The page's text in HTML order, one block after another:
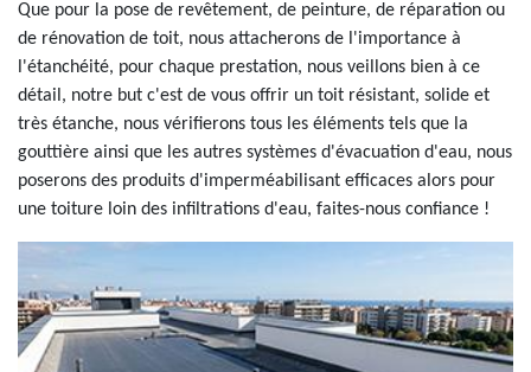
Que pour la pose de revêtement, de peinture, de réparation ou
de rénovation de toit, nous attacherons de l'importance à
l'étanchéité, pour chaque prestation, nous veillons bien à ce
détail, notre but c'est de vous offrir un toit résistant, solide et
très étanche, nous vérifierons tous les éléments tels que la
gouttière ainsi que les autres systèmes d'évacuation d'eau, nous
poserons des produits d'imperméabilisant efficaces alors pour
une toiture loin des infiltrations d'eau, faites-nous confiance !